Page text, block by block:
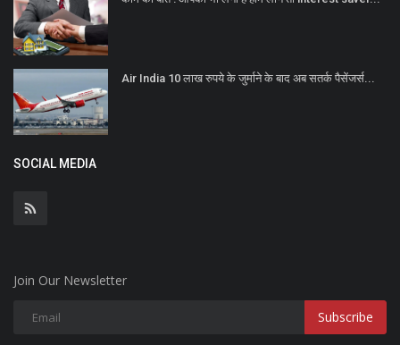
Air India 10 लाख रुपये के जुर्माने के बाद अब सतर्क पैसेंजर्स...
SOCIAL MEDIA
Join Our Newsletter
Subscribe